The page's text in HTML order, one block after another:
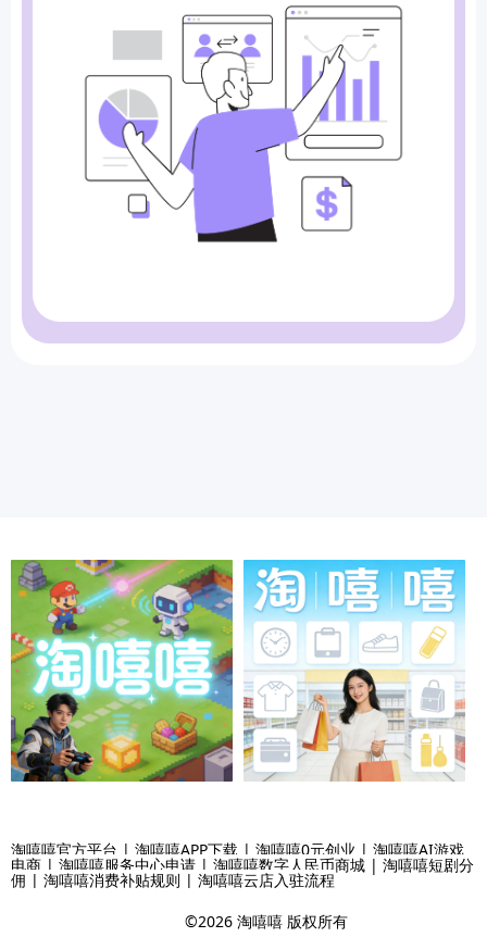
淘嘻嘻官方平台 | 淘嘻嘻APP下载 | 淘嘻嘻0元创业 | 淘嘻嘻AI游戏
电商 | 淘嘻嘻服务中心申请 | 淘嘻嘻数字人民币商城 | 淘嘻嘻短剧分
佣 | 淘嘻嘻消费补贴规则 | 淘嘻嘻云店入驻流程
©2026 淘嘻嘻 版权所有